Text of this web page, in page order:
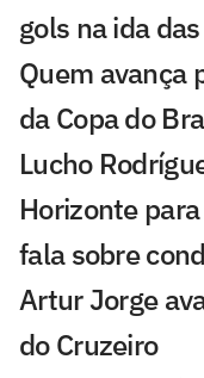
gols na ida
Quem avança
da Copa do
Lucho
Horizonte
fala sobre
Artur Jorge
do Cruzeiro